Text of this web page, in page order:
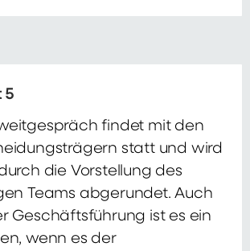
5
findet mit den
statt und wird
die Vorstellung des
Teams abgerundet. Auch
Geschäftsführung ist es ein
wenn es der